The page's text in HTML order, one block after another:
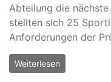
Abteilung die
stellten sich 25
Anforderungen der
Weiterlesen